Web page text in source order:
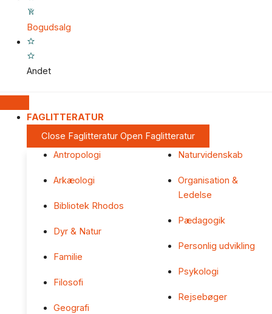
Bogudsalg
Andet
FAGLITTERATUR
Close Faglitteratur Open Faglitteratur
Antropologi
Arkæologi
Bibliotek Rhodos
Dyr & Natur
Familie
Filosofi
Geografi
Naturvidenskab
Organisation &
Ledelse
Pædagogik
Personlig udvikling
Psykologi
Rejsebøger